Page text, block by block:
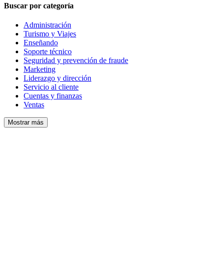
Buscar por categoría
Administración
Turismo y Viajes
Enseñando
Soporte técnico
Seguridad y prevención de fraude
Marketing
Liderazgo y dirección
Servicio al cliente
Cuentas y finanzas
Ventas
Mostrar más